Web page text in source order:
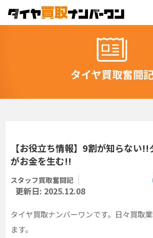
タイヤ買取奮闘
【お役立ち情報】9割が知らない
がお金を生む!!
スタッフ買取奮闘記
更新日: 2025.12.08
タイヤ買取ナンバーワンです。日々買取
ます。